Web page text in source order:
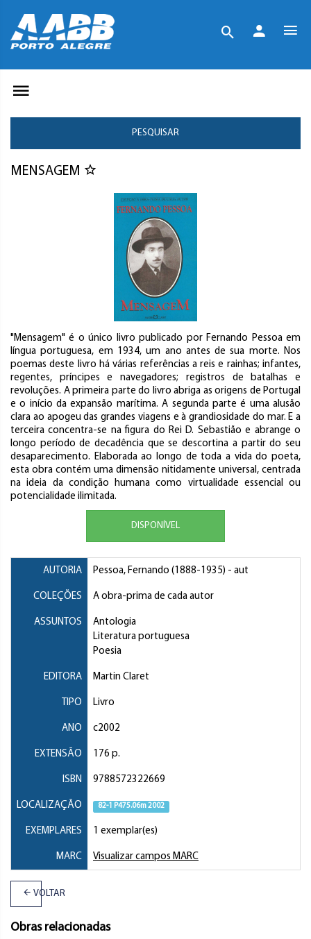
PESQUISAR
MENSAGEM
"Mensagem" é o único livro publicado por Fernando Pessoa em
língua portuguesa, em 1934, um ano antes de sua morte. Nos
poemas deste livro há várias referências a reis e rainhas; infantes,
regentes, príncipes e navegadores; registros de batalhas e
revoluções. A primeira parte do livro abriga as origens de Portugal
e o início da expansão marítima. A segunda parte é uma alusão
clara ao apogeu das grandes viagens e à grandiosidade do mar. E a
terceira concentra-se na figura do Rei D. Sebastião e abrange o
longo período de decadência que se descortina a partir do seu
desaparecimento. Elaborada ao longo de toda a vida do poeta,
esta obra contém uma dimensão nitidamente universal, centrada
na ideia da condição humana como virtualidade essencial ou
potencialidade ilimitada.
DISPONÍVEL
AUTORIA Pessoa, Fernando (1888-1935) - aut
COLEÇÕES A obra-prima de cada autor
ASSUNTOS
Antologia
Literatura portuguesa
Poesia
EDITORA Martin Claret
TIPO Livro
ANO c2002
EXTENSÃO 176 p.
ISBN 9788572322669
LOCALIZAÇÃO 82-1 P475.06m 2002
EXEMPLARES 1 exemplar(es)
MARC Visualizar campos MARC
VOLTAR
Obras relacionadas